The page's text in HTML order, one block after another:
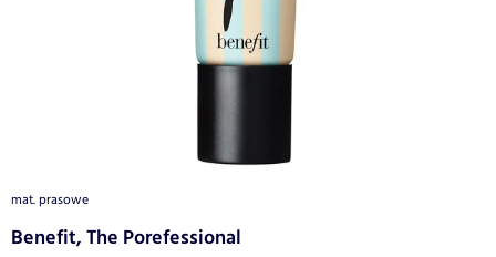
mat. prasowe
Benefit, The Porefessional